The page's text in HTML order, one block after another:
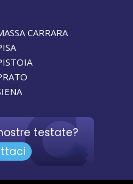
CARRARA
testate?